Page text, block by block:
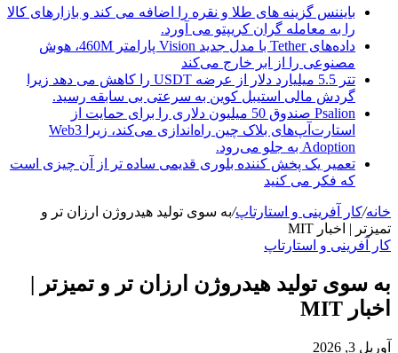
بایننس گزینه های طلا و نقره را اضافه می کند و بازارهای کالا
را به معامله گران کریپتو می آورد.
داده‌های Tether با مدل جدید Vision پارامتر 460M، هوش
مصنوعی را از ابر خارج می‌کند
تتر 5.5 میلیارد دلار از عرضه USDT را کاهش می دهد زیرا
گردش مالی استیبل کوین به سرعتی بی سابقه رسید.
Psalion صندوق 50 میلیون دلاری را برای حمایت از
استارت‌آپ‌های بلاک چین راه‌اندازی می‌کند، زیرا Web3
Adoption به جلو می‌رود.
تعمیر یک پخش کننده بلوری قدیمی ساده تر از آن چیزی است
که فکر می کنید
خانه/کار آفرینی و استارتاپ/به سوی تولید هیدروژن ارزان تر و
تمیزتر | اخبار MIT
کار آفرینی و استارتاپ
به سوی تولید هیدروژن ارزان تر و تمیزتر |
اخبار MIT
آوریل 3, 2026